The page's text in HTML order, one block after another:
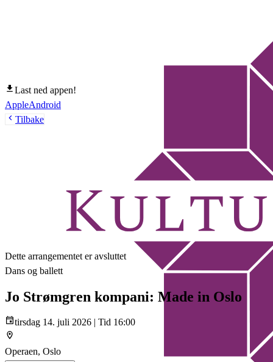
Last ned appen!
AppleAndroid
Tilbake
Dette arrangementet er avsluttet
Dans og ballett
Jo Strømgren kompani: Made in Oslo
tirsdag 14. juli 2026 | Tid 16:00
Operaen, Oslo